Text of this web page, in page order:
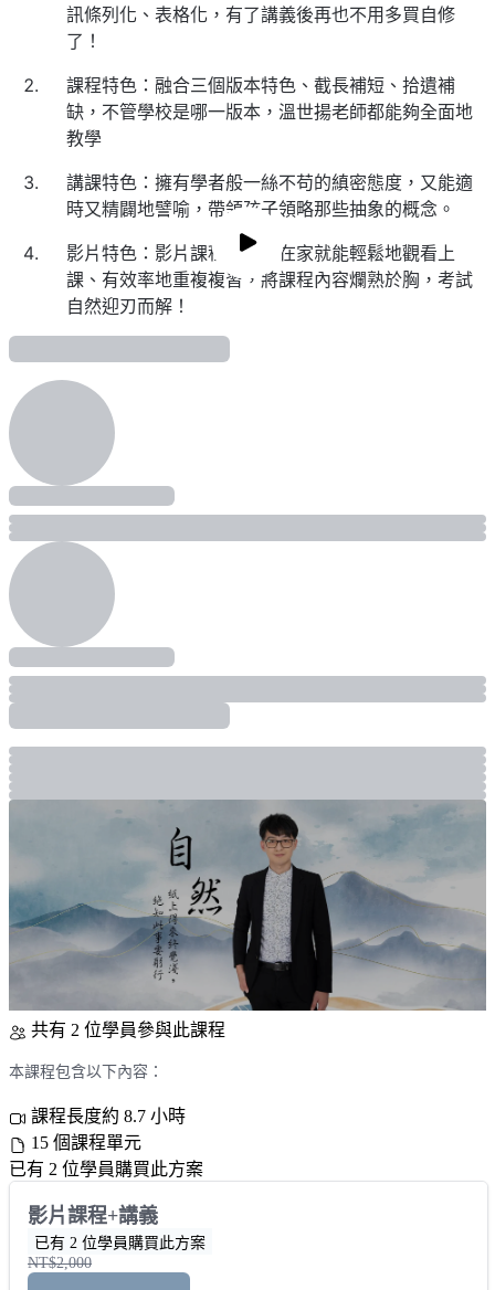
訊條列化、表格化，有了講義後再也不用多買自修
了！
課程特色：融合三個版本特色、截長補短、拾遺補
缺，不管學校是哪一版本，溫世揚老師都能夠全面地
教學
講課特色：擁有學者般一絲不苟的縝密態度，又能適
時又精闢地譬喻，帶領孩子領略那些抽象的概念。
影片特色：影片課程讓孩子在家就能輕鬆地觀看上
課、有效率地重複複習，將課程內容爛熟於胸，考試
自然迎刃而解！
共有 2 位學員參與此課程
本課程包含以下內容：
課程長度約 8.7 小時
15 個課程單元
已有 2 位學員購買此方案
影片課程+講義
已有 2 位學員購買此方案
NT$2,000